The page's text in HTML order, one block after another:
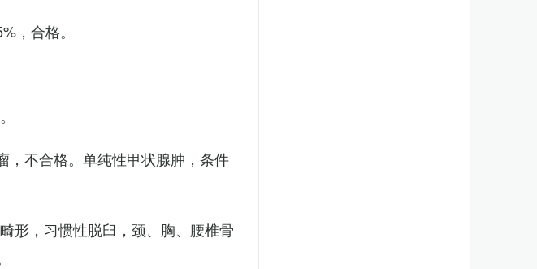
，合格。
，不合格。单纯性甲状腺肿，条件
形，习惯性脱臼，颈、胸、腰椎骨